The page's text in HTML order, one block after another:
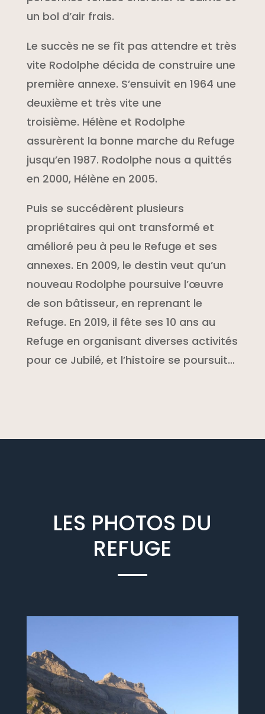
un bol d’air frais.
Le succès ne se fît pas attendre et très
vite Rodolphe décida de construire une
première annexe. S’ensuivit en 1964 une
deuxième et très vite une
troisième. Hélène et Rodolphe
assurèrent la bonne marche du Refuge
jusqu’en 1987. Rodolphe nous a quittés
en 2000, Hélène en 2005.
Puis se succédèrent plusieurs
propriétaires qui ont transformé et
amélioré peu à peu le Refuge et ses
annexes. En 2009, le destin veut qu’un
nouveau Rodolphe poursuive l’œuvre
de son bâtisseur, en reprenant le
Refuge. En 2019, il fête ses 10 ans au
Refuge en organisant diverses activités
pour ce Jubilé, et l’histoire se poursuit…
LES PHOTOS DU
REFUGE